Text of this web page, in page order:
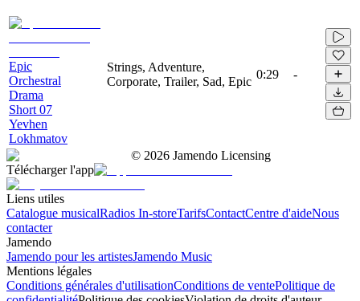
Epic
Orchestral
Drama
Short 07
Yevhen
Lokhmatov
Strings, Adventure,
Corporate, Trailer, Sad, Epic
0:29 -
© 2026 Jamendo Licensing
Télécharger l'app
Liens utiles
Catalogue musicalRadios In-storeTarifsContactCentre d'aideNous
contacter
Jamendo
Jamendo pour les artistesJamendo Music
Mentions légales
Conditions générales d'utilisationConditions de ventePolitique de